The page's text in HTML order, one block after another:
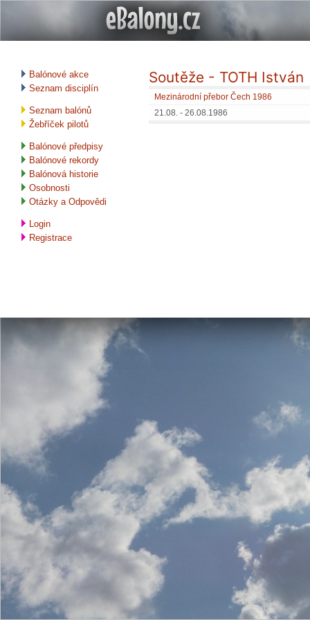
Balónové akce
Seznam disciplín
Seznam balónů
Žebříček pilotů
Balónové předpisy
Balónové rekordy
Balónová historie
Osobnosti
Otázky a Odpovědi
Login
Registrace
Soutěže - TOTH István
Mezinárodní přebor Čech 1986
21.08. - 26.08.1986